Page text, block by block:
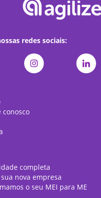
redes sociais:
conosco
completa
nova empresa
o seu MEI para ME